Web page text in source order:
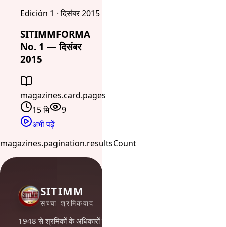
Edición 1 · दिसंबर 2015
SITIMMFORMA
No. 1 — दिसंबर
2015
magazines.card.pages
15 मि
9
अभी पढ़ें
magazines.pagination.resultsCount
SITIMM
सच्चा श्रमिकवाद
1948 से श्रमिकों के अधिकारों की